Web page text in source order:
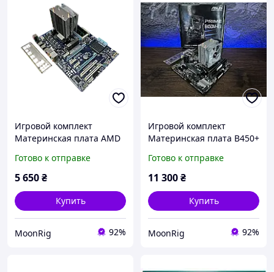
Игровой комплект
Материнская плата AMD
DDR3 Б/У
Готово к отправке
5 650₴
Купить
MoonRig 92%
Игровой комплект
Материнская плата B450+
DDR4
Готово к отправке
11 300₴
Купить
MoonRig 92%